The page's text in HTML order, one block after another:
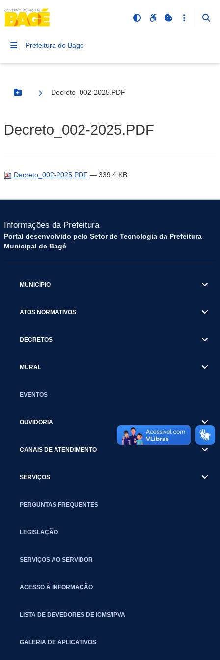
Prefeitura de Bagé
Botão Menu
Decreto_002-2025.PDF
Decreto_002-2025.PDF
Decreto_002-2025.PDF — 339.4 KB
Informações da Prefeitura
Portal desenvolvido pelo Setor de Tecnologia da Prefeitura
Municipal de Bagé
MUNICÍPIO
ATOS NORMATIVOS
DECRETOS
MURAL
EVENTOS
OUVIDORIA
CANAIS DE ATENDIMENTO
SERVIÇOS
PERGUNTAS FREQUENTES
LEGISLAÇÃO
SERVIÇOS AO SERVIDOR
ACESSO À INFORMAÇÃO
LISTA DE DEVEDORES DE ICMS/IPVA
GALERIA DE APLICATIVOS